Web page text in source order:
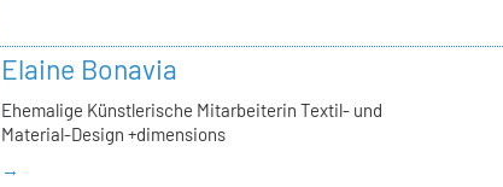
Elaine Bonavia
Ehemalige Künstlerische Mitarbeiterin Textil- und
Material-Design +dimensions
→